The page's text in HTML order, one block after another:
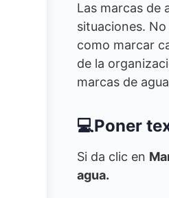
Las marcas de
situaciones.
como marcar
de la
marcas de
💻Poner
Si da clic en
agua.